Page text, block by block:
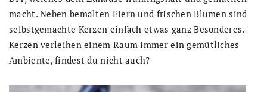
macht. Neben bemalten Eiern und frischen Blumen sind
selbstgemachte Kerzen einfach etwas ganz Besonderes.
Kerzen verleihen einem Raum immer ein gemütliches
Ambiente, findest du nicht auch?